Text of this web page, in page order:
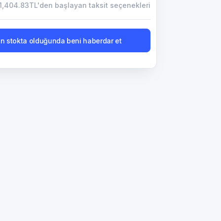
başlayan taksit seçenekleri
stokta olduğunda beni haberdar et